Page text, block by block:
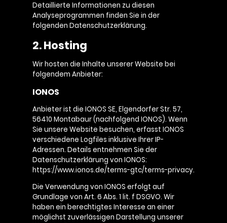
Detaillierte Informationen zu diesen
Analyseprogrammen finden Sie in der
folgenden Datenschutzerklärung.
2. Hosting
Wir hosten die Inhalte unserer Website bei
folgendem Anbieter:
IONOS
Anbieter ist die IONOS SE, Elgendorfer Str. 57,
56410 Montabaur (nachfolgend IONOS). Wenn
Sie unsere Website besuchen, erfasst IONOS
verschiedene Logfiles inklusive Ihrer IP-
Adressen. Details entnehmen Sie der
Datenschutzerklärung von IONOS:
https://www.ionos.de/terms-gtc/terms-privacy.
Die Verwendung von IONOS erfolgt auf
Grundlage von Art. 6 Abs. 1 lit. f DSGVO. Wir
haben ein berechtigtes Interesse an einer
möglichst zuverlässigen Darstellung unserer